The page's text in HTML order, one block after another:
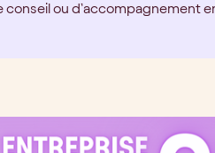
ou d’accompagnement